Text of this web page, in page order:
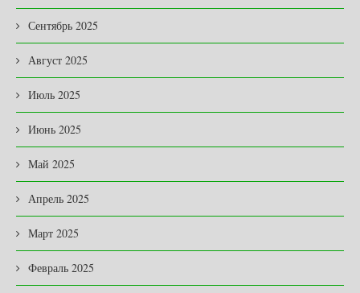
Сентябрь 2025
Август 2025
Июль 2025
Июнь 2025
Май 2025
Апрель 2025
Март 2025
Февраль 2025